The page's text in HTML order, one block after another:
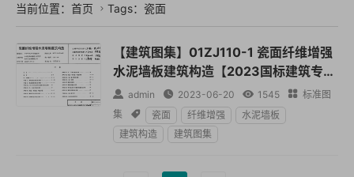
当前位置： 首页  Tags：瓷面
【建筑图集】01ZJ110-1 瓷面纤维增强
水泥墙板建筑构造【2023国标建筑专业
图集大全】
 admin  2023-06-20  1545  标准图
集
 瓷面 纤维增强
水泥墙板
建筑构造
建筑图集